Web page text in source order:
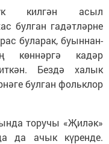
килгән асыл
булган гадәтләрне
буларак, буыннан-
көннәргә кадәр
Бездә халык
булган фольклор
торучы «Җиләк»
да ачык күренде.